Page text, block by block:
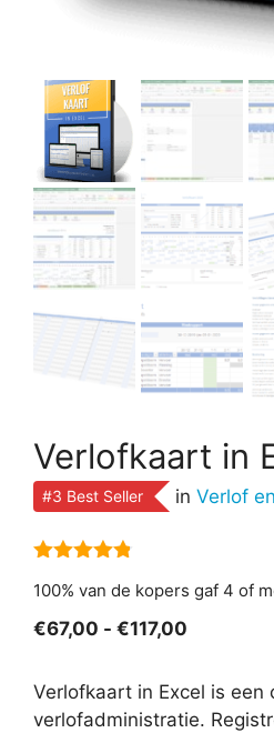
Verlofkaart in
#3 Best Seller in Verlof
100% van de kopers gaf 4 of
€67,00 - €117,00
tot
€117,00
Verlofkaart in Excel is een
verlofadministratie.